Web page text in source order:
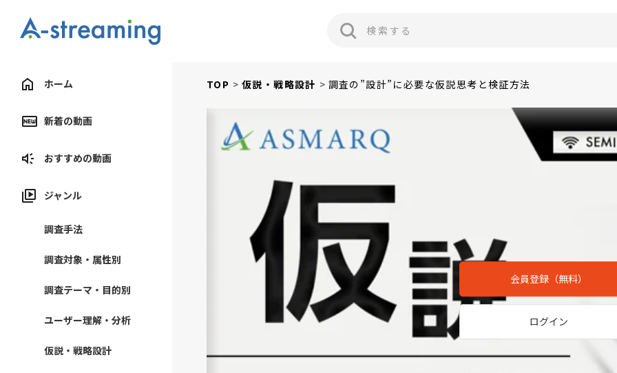
ホーム
新着の動画
おすすめの動画
ジャンル
調査手法
調査対象・属性別
調査テーマ・目的別
ユーザー理解・分析
仮説・戦略設計
TOP 仮説・戦略設計 調査の”設計”に必要な仮説思考と検証方法
会員登録（無料）
ログイン